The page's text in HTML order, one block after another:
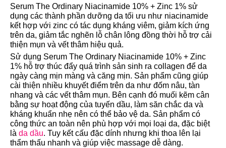
Serum The Ordinary Niacinamide 10% + Zinc 1% sử
dụng các thành phần dưỡng da tối ưu như niacinamide
kết hợp với zinc có tác dụng kháng viêm, giảm kích ứng
trên da, giảm tắc nghẽn lỗ chân lông đồng thời hỗ trợ cải
thiện mụn và vết thâm hiệu quả.
Sử dụng Serum The Ordinary Niacinamide 10% + Zinc
1% hỗ trợ thúc đẩy quá trình sản sinh ra collagen để da
ngày càng mịn màng và căng mịn. Sản phẩm cũng giúp
cài thiện nhiều khuyết điểm trên da như đốm nâu, tàn
nhang và các vết thâm mụn. Bên cạnh đó muối kẽm cân
bằng sự hoạt động của tuyến dầu, làm săn chắc da và
kháng khuẩn nhẹ nên có thể bảo vệ da. Sản phẩm có
công thức an toàn nên phù hợp với mọi loại da, đặc biệt
là da dầu. Tuy kết cấu đặc dính nhưng khi thoa lên lại
thẩm thấu nhanh và giúp việc massage dễ dàng.